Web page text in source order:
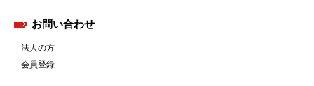
お問い合わせ
法人の方
会員登録